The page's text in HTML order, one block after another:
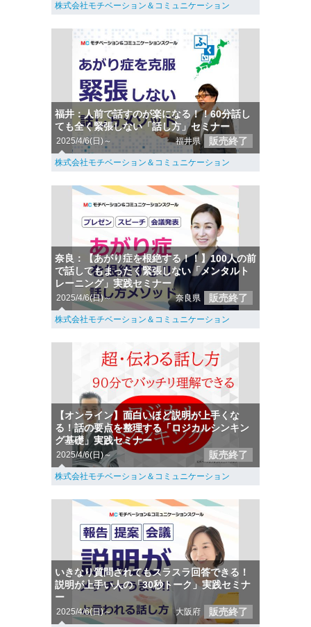
株式会社モチベーション＆コミュニケーション
福井：人前で話すのが楽になる！！60分話し
ても全く緊張しない「話し方」セミナー
2025/4/6(日)～ 福井県 販売終了
株式会社モチベーション＆コミュニケーション
奈良：【あがり症を根絶する！！】100人の前
で話してもまったく緊張しない「メンタルト
レーニング」実践セミナー
2025/4/6(日)～ 奈良県 販売終了
株式会社モチベーション＆コミュニケーション
【オンライン】面白いほど説明が上手くな
る！話の要点を整理する「ロジカルシンキン
グ基礎」実践セミナー
2025/4/6(日)～ 販売終了
株式会社モチベーション＆コミュニケーション
いきなり質問されてもスラスラ回答できる！
説明が上手い人の「30秒トーク」実践セミナ
ー
2025/4/6(日)～ 大阪府 販売終了